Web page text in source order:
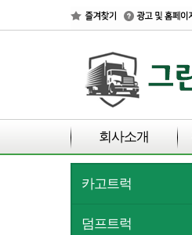
회사소개
카고트럭
덤프트럭